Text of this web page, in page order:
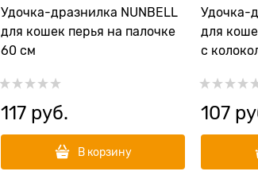
Удочка-дразнилка NUNBELL
для кошек перья на палочке
60 см
117 руб.
В корзину
Удочка-
для
c
107